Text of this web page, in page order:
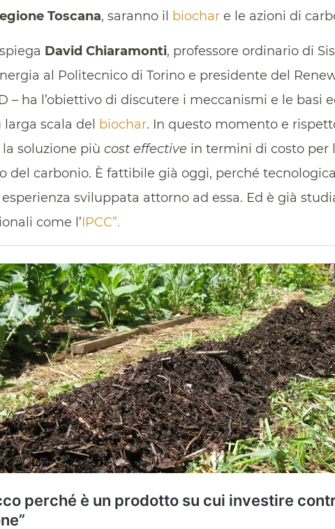
Toscana, saranno il biochar e le azioni di
David Chiaramonti, professore ordinario di
al Politecnico di Torino e presidente del
– ha l’obiettivo di discutere i meccanismi e le basi
scala del
biochar. In questo momento e
soluzione più cost effective in termini di costo per
del carbonio. È fattibile già oggi, perché
esperienza sviluppata attorno ad essa. Ed è già
come l’IPCC”.